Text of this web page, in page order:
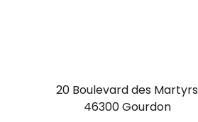
20 Boulevard des Martyrs
46300 Gourdon